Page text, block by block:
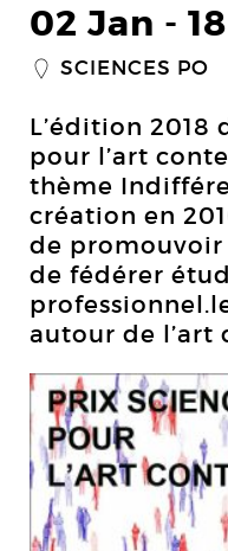
02 Jan -
_ SCIENCES PO
L’édition 2018
pour l’art
thème
création en
de
de fédérer
autour de l’art